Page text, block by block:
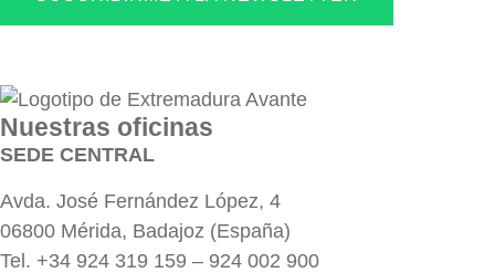
Nuestras oficinas
SEDE CENTRAL
Avda. José Fernández López, 4
06800 Mérida, Badajoz (España)
Tel. +34 924 319 159 – 924 002 900